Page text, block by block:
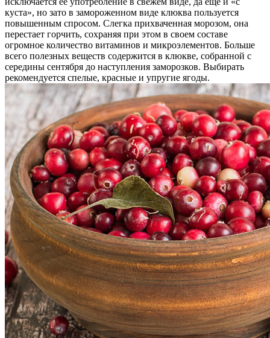
куста», но зато в замороженном виде клюква пользуется
повышенным спросом. Слегка прихваченная морозом, она
перестает горчить, сохраняя при этом в своем составе
огромное количество витаминов и микроэлементов. Больше
всего полезных веществ содержится в клюкве, собранной с
середины сентября до наступления заморозков. Выбирать
рекомендуется спелые, красные и упругие ягоды.